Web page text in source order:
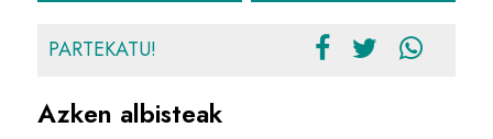
PARTEKATU!
Azken albisteak